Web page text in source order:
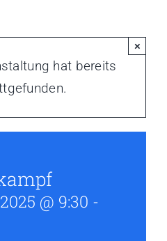
hat bereits
×
@ 9:30 -